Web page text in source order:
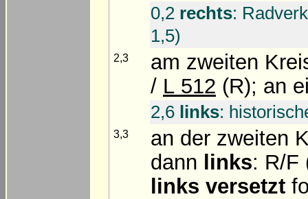
0,2 rechts:
1,5)
2,3
am zweiten
/ L 512 (R); an
2,6 links:
3,3
an der zweiten
dann links: R/F
links versetzt